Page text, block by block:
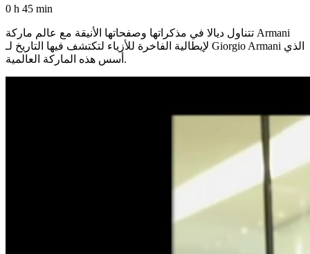
0 h 45 min
تتناول ديالا في مذكراتها وصفحاتها الأنيقة مع عالم ماركة Armani
لإيطالية الفاخرة للأزياء لتكتشف فيها التاريخ لـ Giorgio Armani الذي
أسس هذه الماركة العالمية.